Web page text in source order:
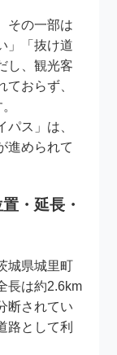
その一部は
」「抜け道
し、観光客
おらず、
ス」は、
進められて
・延長・
城県城里町
長は約2.6km
断されてい
路として利